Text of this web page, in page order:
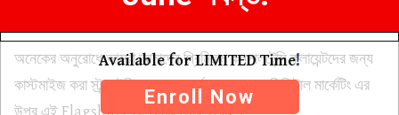
অনেকের অনুরোধে আমরা আমাদের প্রিমিয়াম কনসালটেন্সি ক্লায়েন্টদের জন্য
কাস্টমাইজ করা স্ট্র্যাটেজিক ফ্রেমওয়ার্ক ব্যবহার করে ডিজিটাল মার্কেটিং এর
Available for LIMITED Time!
Enroll Now